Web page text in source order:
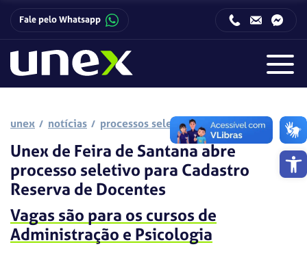
Barra
Fale pelo Whatsapp
unex notícias processos seletivos
Unex de Feira de Santana abre
processo seletivo para Cadastro
Reserva de Docentes
Vagas são para os cursos de
Administração e Psicologia